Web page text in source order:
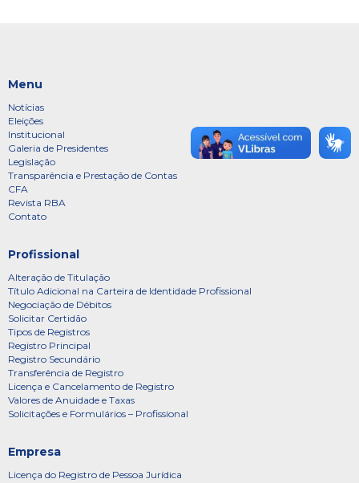
Menu
Notícias
Eleições
Institucional
Galeria de Presidentes
Legislação
Transparência e Prestação de Contas
CFA
Revista RBA
Contato
Profissional
Alteração de Titulação
Título Adicional na Carteira de Identidade Profissional
Negociação de Débitos
Solicitar Certidão
Tipos de Registros
Registro Principal
Registro Secundário
Transferência de Registro
Licença e Cancelamento de Registro
Valores de Anuidade e Taxas
Solicitações e Formulários – Profissional
Empresa
Licença do Registro de Pessoa Jurídica